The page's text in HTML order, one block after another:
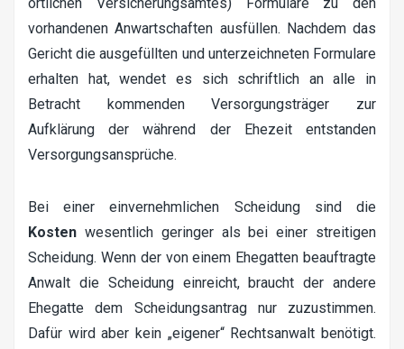
vorhandenen Anwartschaften ausfüllen. Nachdem das
Gericht die ausgefüllten und unterzeichneten Formulare
erhalten hat, wendet es sich schriftlich an alle in
Betracht kommenden Versorgungsträger zur
Aufklärung der während der Ehezeit entstanden
Versorgungsansprüche.
Bei einer einvernehmlichen Scheidung sind die
Kosten wesentlich geringer als bei einer streitigen
Scheidung. Wenn der von einem Ehegatten beauftragte
Anwalt die Scheidung einreicht, braucht der andere
Ehegatte dem Scheidungsantrag nur zuzustimmen.
Dafür wird aber kein „eigener“ Rechtsanwalt benötigt.